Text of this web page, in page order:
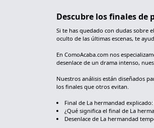
Descubre los finales de
Si te has quedado con dudas sobre
oculto de las últimas escenas, te
En ComoAcaba.com nos
desenlace de un drama intenso,
Nuestros análisis están diseñados
los finales que otros evitan.
Final de La hermandad
¿Qué significa el final de La
Desenlace de La hermandad